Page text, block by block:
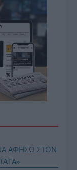
ΑΦΗΣΩ ΣΤΟΝ